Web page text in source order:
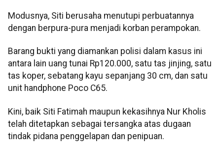
Modusnya, Siti berusaha menutupi perbuatannya
dengan berpura-pura menjadi korban perampokan.
Barang bukti yang diamankan polisi dalam kasus ini
antara lain uang tunai Rp120.000, satu tas jinjing, satu
tas koper, sebatang kayu sepanjang 30 cm, dan satu
unit handphone Poco C65.
Kini, baik Siti Fatimah maupun kekasihnya Nur Kholis
telah ditetapkan sebagai tersangka atas dugaan
tindak pidana penggelapan dan penipuan.